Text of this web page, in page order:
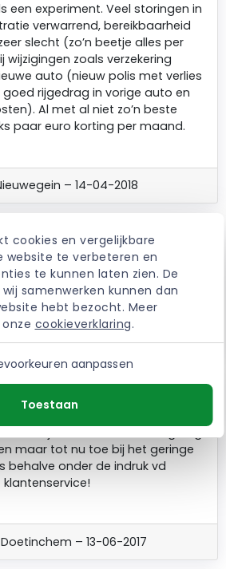
cookies en vergelijkbare
website te verbeteren en
te kunnen laten zien. De
samenwerken kunnen dan
hebt bezocht. Meer
cookieverklaring.
aanpassen
Toestaan
een experiment. Veel storingen in
verwarrend, bereikbaarheid
slecht (zo’n beetje alles per
wijzigingen zoals verzekering
auto (nieuw polis met verlies
rijgedrag in vorige auto en
Al met al niet zo’n beste
paar euro korting per maand.
– 14-04-2018
Na mijn schade manden geen
zou niemand aanraden om bij
klant te worden. Niet normaal
trage communicatie terwijl ze
maar tot nu toe bij het geringe
behalve onder de indruk vd
klantenservice!
Doetinchem – 13-06-2017